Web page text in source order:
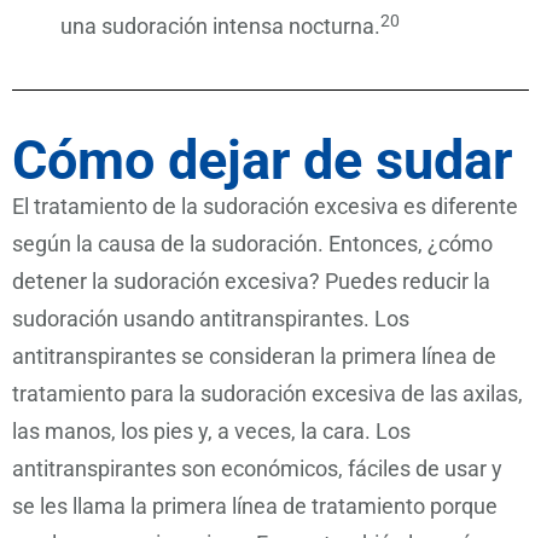
una sudoración intensa nocturna.20
Cómo dejar de sudar
El tratamiento de la sudoración excesiva es diferente
según la causa de la sudoración. Entonces, ¿cómo
detener la sudoración excesiva? Puedes reducir la
sudoración usando antitranspirantes. Los
antitranspirantes se consideran la primera línea de
tratamiento para la sudoración excesiva de las axilas,
las manos, los pies y, a veces, la cara. Los
antitranspirantes son económicos, fáciles de usar y
se les llama la primera línea de tratamiento porque